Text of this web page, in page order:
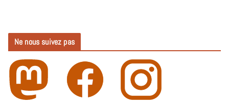
Ne nous suivez pas